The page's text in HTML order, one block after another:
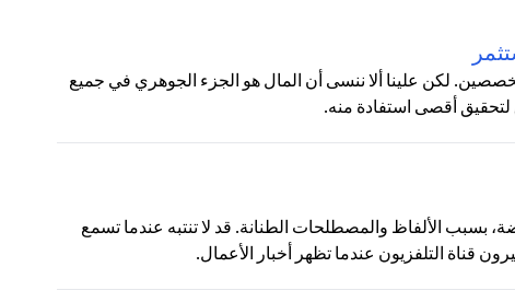
لكن علينا ألا ننسى أن المال هو الجزء الجوهري في جميع
لتحقيق أقصى استفادة منه.
بسبب الألفاظ والمصطلحات الطنانة. قد لا تنتبه عندما تسمع
قناة التلفزيون عندما تظهر أخبار الأعمال.